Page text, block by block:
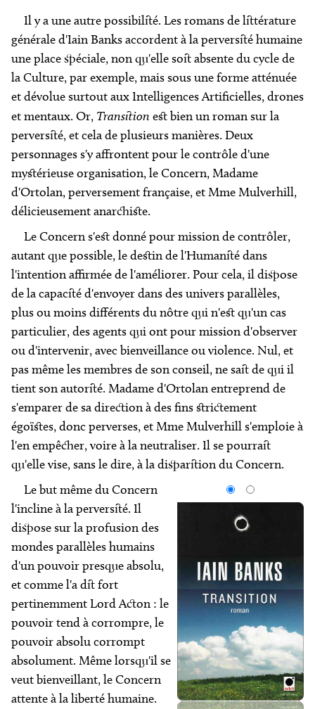
Il y a une autre possibilité. Les romans de littérature
générale d'Iain Banks accordent à la perversité humaine
une place spéciale, non qu'elle soit absente du cycle de
la Culture, par exemple, mais sous une forme atténuée
et dévolue surtout aux Intelligences Artificielles, drones
et mentaux. Or, Transition est bien un roman sur la
perversité, et cela de plusieurs manières. Deux
personnages s'y affrontent pour le contrôle d'une
mystérieuse organisation, leConcern, Madame
d'Ortolan, perversement française, et Mme Mulverhill,
délicieusement anarchiste.
LeConcerns'est donné pour mission de contrôler,
autant que possible, le destin de l'Humanité dans
l'intention affirmée de l'améliorer. Pour cela, il dispose
de la capacité d'envoyer dans des univers parallèles,
plus ou moins différents du nôtre qui n'est qu'un cas
particulier, des agents qui ont pour mission d'observer
ou d'intervenir, avec bienveillance ou violence. Nul, et
pas même les membres de son conseil, ne sait de qui il
tient son autorité. Madame d'Ortolan entreprend de
s'emparer de sa direction à des fins strictement
égoïstes, donc perverses, et Mme Mulverhill s'emploie à
l'en empêcher, voire à la neutraliser. Il se pourrait
qu'elle vise, sans le dire, à la disparition duConcern.
Le but même duConcern
l'incline à la perversité. Il
dispose sur la profusion des
mondes parallèles humains
d'un pouvoir presque absolu,
et comme l'a dit fort
pertinemment Lord Acton : le
pouvoir tend à corrompre, le
pouvoir absolu corrompt
absolument. Même lorsqu'il se
veut bienveillant, leConcern
attente à la liberté humaine.